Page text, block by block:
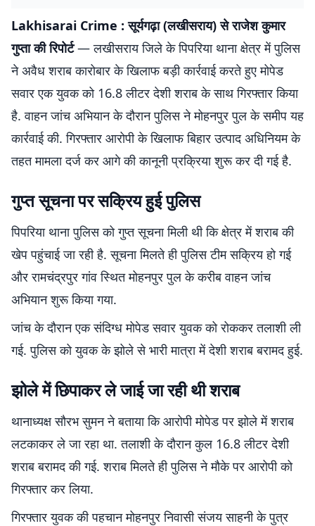
Lakhisarai Crime : सूर्यगढ़ा (लखीसराय) से राजेश कुमार
गुप्ता की रिपोर्ट— लखीसराय जिले के पिपरिया थाना क्षेत्र में पुलिस
ने अवैध शराब कारोबार के खिलाफ बड़ी कार्रवाई करते हुए मोपेड
सवार एक युवक को 16.8 लीटर देशी शराब के साथ गिरफ्तार किया
है. वाहन जांच अभियान के दौरान पुलिस ने मोहनपुर पुल के समीप यह
कार्रवाई की. गिरफ्तार आरोपी के खिलाफ बिहार उत्पाद अधिनियम के
तहत मामला दर्ज कर आगे की कानूनी प्रक्रिया शुरू कर दी गई है.
गुप्त सूचना पर सक्रिय हुई पुलिस
पिपरिया थाना पुलिस को गुप्त सूचना मिली थी कि क्षेत्र में शराब की
खेप पहुंचाई जा रही है. सूचना मिलते ही पुलिस टीम सक्रिय हो गई
और रामचंद्रपुर गांव स्थित मोहनपुर पुल के करीब वाहन जांच
अभियान शुरू किया गया.
जांच के दौरान एक संदिग्ध मोपेड सवार युवक को रोककर तलाशी ली
गई. पुलिस को युवक के झोले से भारी मात्रा में देशी शराब बरामद हुई.
झोले में छिपाकर ले जाई जा रही थी शराब
थानाध्यक्ष सौरभ सुमन ने बताया कि आरोपी मोपेड पर झोले में शराब
लटकाकर ले जा रहा था. तलाशी के दौरान कुल 16.8 लीटर देशी
शराब बरामद की गई. शराब मिलते ही पुलिस ने मौके पर आरोपी को
गिरफ्तार कर लिया.
गिरफ्तार युवक की पहचान मोहनपुर निवासी संजय साहनी के पुत्र